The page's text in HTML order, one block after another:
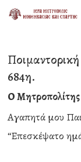
Skip
content
684η.
Ο
Αγαπητά μου
“Επεσκέψατο